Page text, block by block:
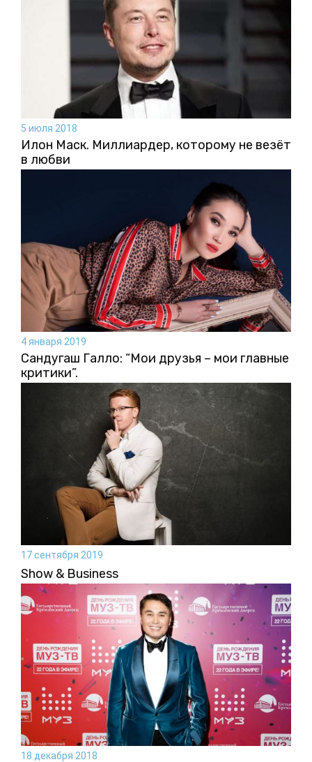
5 июля 2018
Илон Маск. Миллиардер, которому не везёт
в любви
4 января 2019
Сандугаш Галло: “Мои друзья – мои главные
критики”.
17 сентября 2019
Show & Business
18 декабря 2018